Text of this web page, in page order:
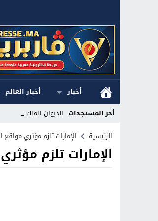
أخبار أخبار العالم
أخر المستجدات الديوان الملكي ا_
Stop
Previous
الرئيسية الإمارات تلزم مؤثري
الإمارات تلزم